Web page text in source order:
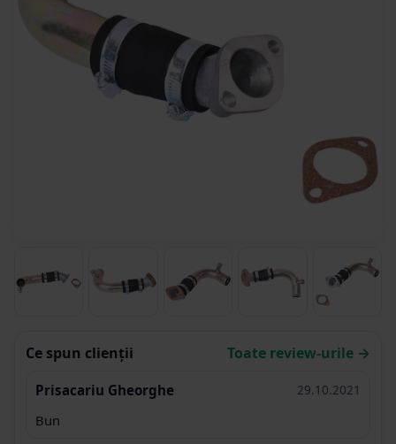
Ce spun clienții Toate review-urile →
Prisacariu Gheorghe 29.10.2021
Bun